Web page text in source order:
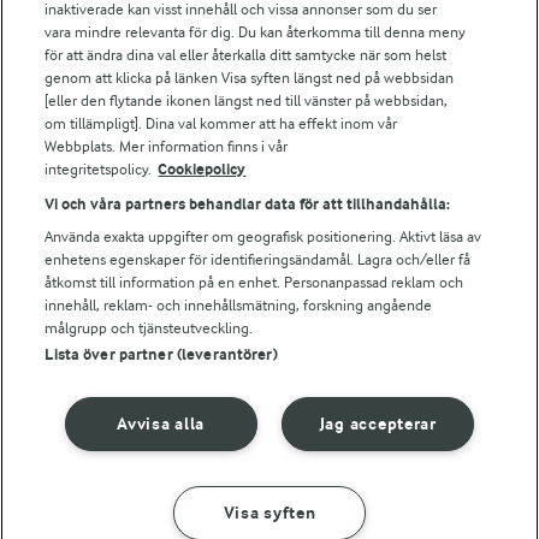
GÖR SÅ HÄR INGREDIENSER
Arla webbshop
Bildbank
Följ oss
© 2026 Arla Foods
Integritetspolicy
inaktiverade kan visst innehåll och vissa annonser som du ser
vara mindre relevanta för dig. Du kan återkomma till denna meny
för att ändra dina val eller återkalla ditt samtycke när som helst
genom att klicka på länken Visa syften längst ned på webbsidan
[eller den flytande ikonen längst ned till vänster på webbsidan,
om tillämpligt]. Dina val kommer att ha effekt inom vår
Webbplats. Mer information finns i vår
integritetspolicy. Cookiepolicy
Vi och våra partners behandlar data för att tillhandahålla:
Använda exakta uppgifter om geografisk positionering. Aktivt läsa av
enhetens egenskaper för identifieringsändamål. Lagra och/eller få
åtkomst till information på en enhet. Personanpassad reklam och
innehåll, reklam- och innehållsmätning, forskning angående
målgrupp och tjänsteutveckling.
Lista över partner (leverantörer)
Jag accepterar
Avvisa alla
Visa syften